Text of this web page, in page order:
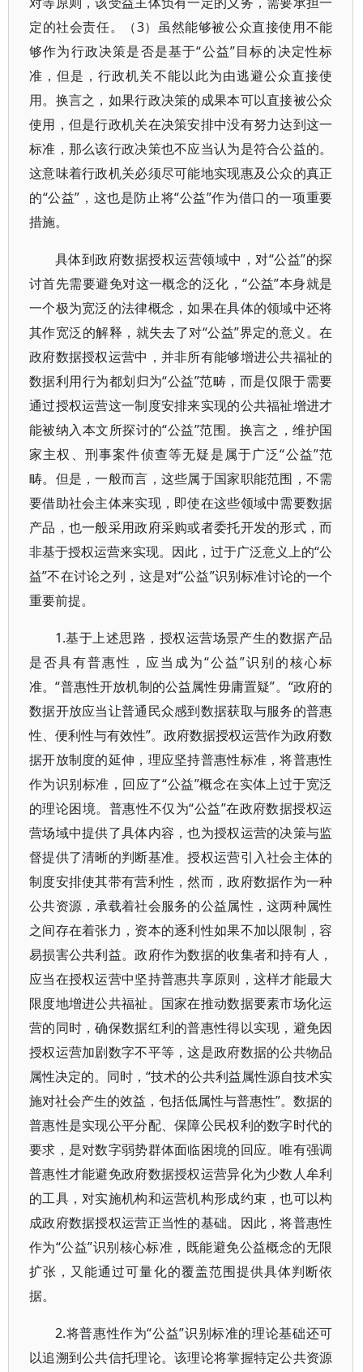
定的社会责任。（3）虽然能够被公众直接使用不能
够作为行政决策是否是基于“公益”目标的决定性标
准，但是，行政机关不能以此为由逃避公众直接使
用。换言之，如果行政决策的成果本可以直接被公众
使用，但是行政机关在决策安排中没有努力达到这一
标准，那么该行政决策也不应当认为是符合公益的。
这意味着行政机关必须尽可能地实现惠及公众的真正
的“公益”，这也是防止将“公益”作为借口的一项重要
措施。
具体到政府数据授权运营领域中，对“公益”的探
讨首先需要避免对这一概念的泛化，“公益”本身就是
一个极为宽泛的法律概念，如果在具体的领域中还将
其作宽泛的解释，就失去了对“公益”界定的意义。在
政府数据授权运营中，并非所有能够增进公共福祉的
数据利用行为都划归为“公益”范畴，而是仅限于需要
通过授权运营这一制度安排来实现的公共福祉增进才
能被纳入本文所探讨的“公益”范围。换言之，维护国
家主权、刑事案件侦查等无疑是属于广泛“公益”范
畴。但是，一般而言，这些属于国家职能范围，不需
要借助社会主体来实现，即使在这些领域中需要数据
产品，也一般采用政府采购或者委托开发的形式，而
非基于授权运营来实现。因此，过于广泛意义上的“公
益”不在讨论之列，这是对“公益”识别标准讨论的一个
重要前提。
1.基于上述思路，授权运营场景产生的数据产品
是否具有普惠性，应当成为“公益”识别的核心标
准。“普惠性开放机制的公益属性毋庸置疑”。“政府的
数据开放应当让普通民众感到数据获取与服务的普惠
性、便利性与有效性”。政府数据授权运营作为政府数
据开放制度的延伸，理应坚持普惠性标准，将普惠性
作为识别标准，回应了“公益”概念在实体上过于宽泛
的理论困境。普惠性不仅为“公益”在政府数据授权运
营场域中提供了具体内容，也为授权运营的决策与监
督提供了清晰的判断基准。授权运营引入社会主体的
制度安排使其带有营利性，然而，政府数据作为一种
公共资源，承载着社会服务的公益属性，这两种属性
之间存在着张力，资本的逐利性如果不加以限制，容
易损害公共利益。政府作为数据的收集者和持有人，
应当在授权运营中坚持普惠共享原则，这样才能最大
限度地增进公共福祉。国家在推动数据要素市场化运
营的同时，确保数据红利的普惠性得以实现，避免因
授权运营加剧数字不平等，这是政府数据的公共物品
属性决定的。同时，“技术的公共利益属性源自技术实
施对社会产生的效益，包括低属性与普惠性”。数据的
普惠性是实现公平分配、保障公民权利的数字时代的
要求，是对数字弱势群体面临困境的回应。唯有强调
普惠性才能避免政府数据授权运营异化为少数人牟利
的工具，对实施机构和运营机构形成约束，也可以构
成政府数据授权运营正当性的基础。因此，将普惠性
作为“公益”识别核心标准，既能避免公益概念的无限
扩张，又能通过可量化的覆盖范围提供具体判断依
据。
2.将普惠性作为“公益”识别标准的理论基础还可
以追溯到公共信托理论。该理论将掌握特定公共资源